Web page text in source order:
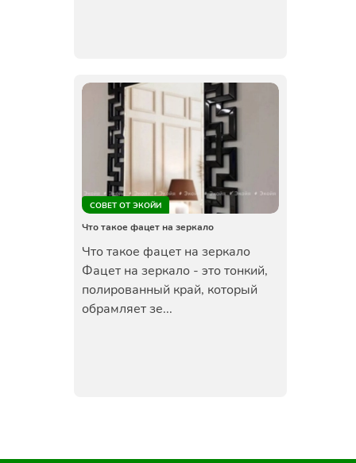
СОВЕТ ОТ ЭКОЙИ
Что такое фацет на зеркало
Что такое фацет на зеркало
Фацет на зеркало - это тонкий,
полированный край, который
обрамляет зе...